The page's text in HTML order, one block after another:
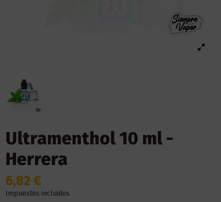
Ultramenthol 10 ml -
Herrera
6,82 €
Impuestos incluidos